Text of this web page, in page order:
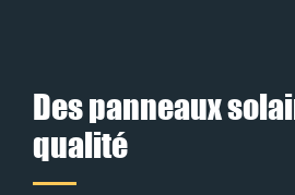
Des panneaux
qualité